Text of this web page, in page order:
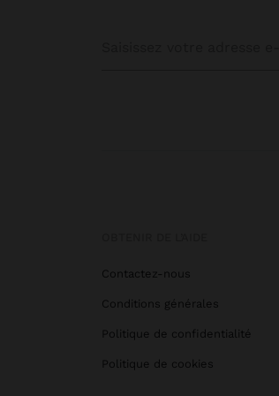
Contactez-nous
Conditions générales
Politique de confidentialité
Politique de cookies